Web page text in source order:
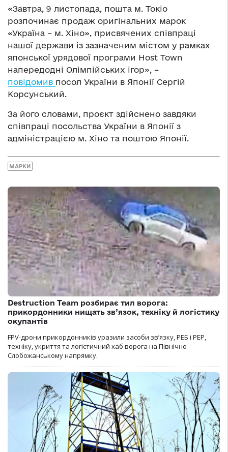
«Завтра, 9 листопада, пошта м. Токіо
розпочинає продаж оригінальних марок
«Україна – м. Хіно», присвячених співпраці
нашої держави із зазначеним містом у рамках
японської урядової програми Host Town
напередодні Олімпійських ігор», –
повідомив посол України в Японії Сергій
Корсунський.
За його словами, проєкт здійснено завдяки
співпраці посольства України в Японії з
адміністрацією м. Хіно та поштою Японії.
МАРКИ
Destruction Team розбирає тил ворога:
прикордонники нищать зв’язок, техніку й логістику
окупантів
FPV-дрони прикордонників уразили засоби зв’язку, РЕБ і РЕР,
техніку, укриття та логістичний хаб ворога на Північно-
Слобожанському напрямку.